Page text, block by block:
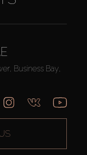
Business Bay,